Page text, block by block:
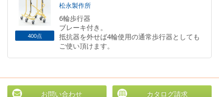
400点
松永製作所
6輪歩行器
ブレーキ付き。
抵抗器を外せば4輪使用の通常歩行器としても
ご使い頂けます。
お問い合わせ カタログ請求